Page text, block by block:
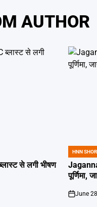
AUTHOR
से लगी भीषण
POSTED
IN
HNN
पूर्णिमा,
on
June